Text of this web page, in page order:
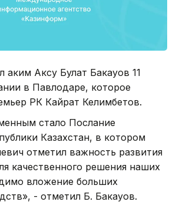
Аксу Булат Бакауов 11
в Павлодаре, которое
РК Кайрат Келимбетов.
стало Послание
Казахстан, в котором
отметил важность развития
качественного решения наших
вложение больших
- отметил Б. Бакауов.